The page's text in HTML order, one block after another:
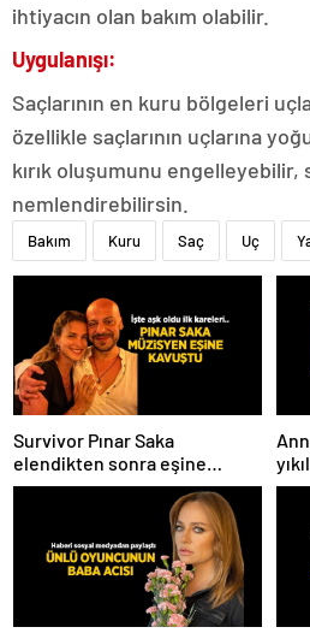
ihtiyacın olan bakım olabilir.
Uygulanışı:
Saçlarının en kuru bölgeleri
özellikle saçlarının uçlarına
kırık oluşumunu engelleyebilir,
nemlendirebilirsin.
Bakım Kuru Saç Uç
Survivor Pınar Saka
elendikten sonra eşine
kavuştu! Aşk dolu fotoğrafını
Instagram’dan paylaştı